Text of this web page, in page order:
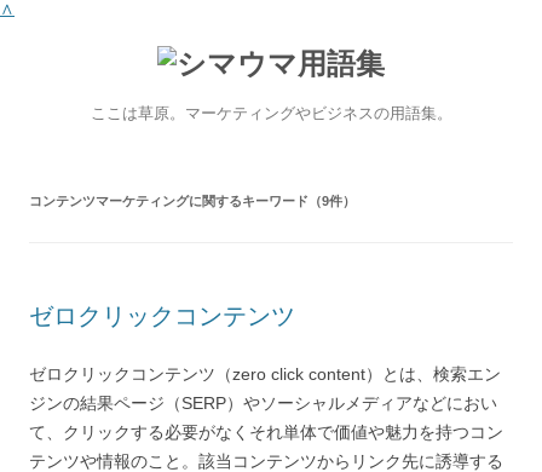
∧
ここは草原。マーケティングやビジネスの用語集。
コンテンツマーケティングに関するキーワード（9件）
ゼロクリックコンテンツ
ゼロクリックコンテンツ（zero click content）とは、検索エン
ジンの結果ページ（SERP）やソーシャルメディアなどにおい
て、クリックする必要がなくそれ単体で価値や魅力を持つコン
テンツや情報のこと。該当コンテンツからリンク先に誘導する